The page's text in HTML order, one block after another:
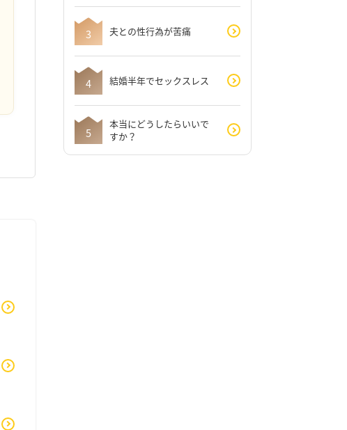
夫との性行為が苦痛
結婚半年でセックスレス
本当にどうしたらいいで
すか？